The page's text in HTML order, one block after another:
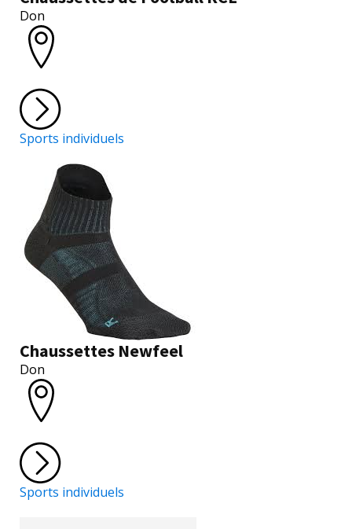
Don
Sports individuels
Chaussettes Newfeel
Don
Sports individuels